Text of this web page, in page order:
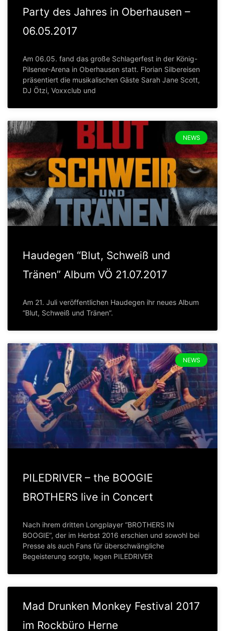
Party des Jahres in Oberhausen –
06.05.2017
Am 06.05. fand das große Schlagerfest in der König-
Pilsener-Arena in Oberhausen statt. Florian Silbereisen
präsentiert die musikalischen Gäste Sarah Jane Scott,
DJ Ötzi, Voxxclub und
NEWS
Haudegen “Blut, Schweiß und
Tränen” Album VÖ 21.07.2017
Am 21. Juli veröffentlichen Haudegen ihr neues Album
“Blut, Schweiß und Tränen”.
NEWS
PILEDRIVER – the BOOGIE
BROTHERS live in Concert
Nach ihrem dritten Longplayer “BROTHERS IN
BOOGIE”, der im Herbst 2016 erschien und sowohl bei
Presse als auch Fans für überschwängliche
Begeisterung sorgte, legen PILEDRIVER
Mad Drunken Monkey Festival 2017
im Rockbüro Herne